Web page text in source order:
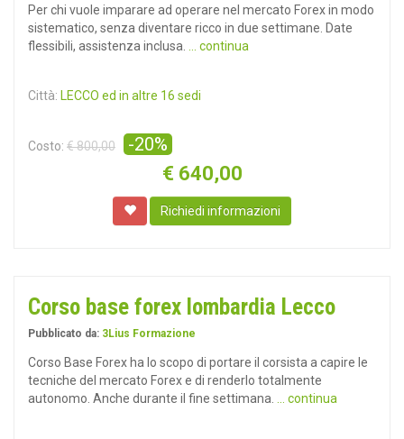
Per chi vuole imparare ad operare nel mercato Forex in modo
sistematico, senza diventare ricco in due settimane. Date
flessibili, assistenza inclusa.
... continua
Città: LECCO ed in altre 16 sedi
Costo: € 800,00 -20%
€ 640,00
Richiedi informazioni
Corso base forex lombardia Lecco
Pubblicato da: 3Lius Formazione
Corso Base Forex ha lo scopo di portare il corsista a capire le
tecniche del mercato Forex e di renderlo totalmente
autonomo. Anche durante il fine settimana.
... continua